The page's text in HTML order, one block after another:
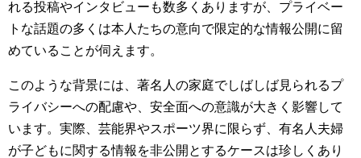
れる投稿やインタビューも数多くありますが、プライベー
トな話題の多くは本人たちの意向で限定的な情報公開に留
めていることが伺えます。
このような背景には、著名人の家庭でしばしば見られるプ
ライバシーへの配慮や、安全面への意識が大きく影響して
います。実際、芸能界やスポーツ界に限らず、有名人夫婦
が子どもに関する情報を非公開とするケースは珍しくあり